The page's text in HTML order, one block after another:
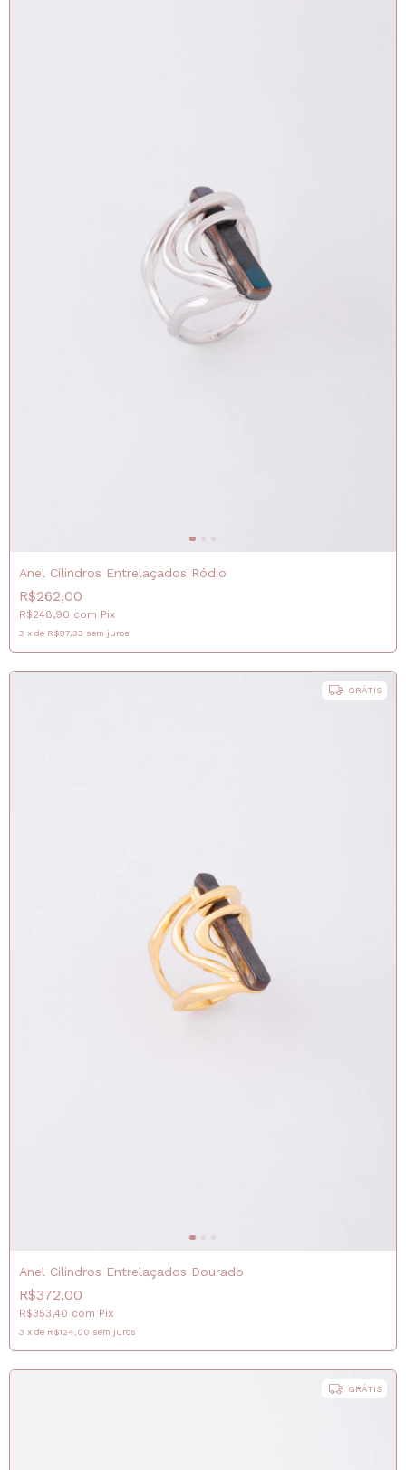
Anel Cilindros Entrelaçados Ródio
R$262,00
R$248,90 com Pix
3 x de R$87,33 sem juros
GRÁTIS
Anel Cilindros Entrelaçados Dourado
R$372,00
R$353,40 com Pix
3 x de R$124,00 sem juros
GRÁTIS